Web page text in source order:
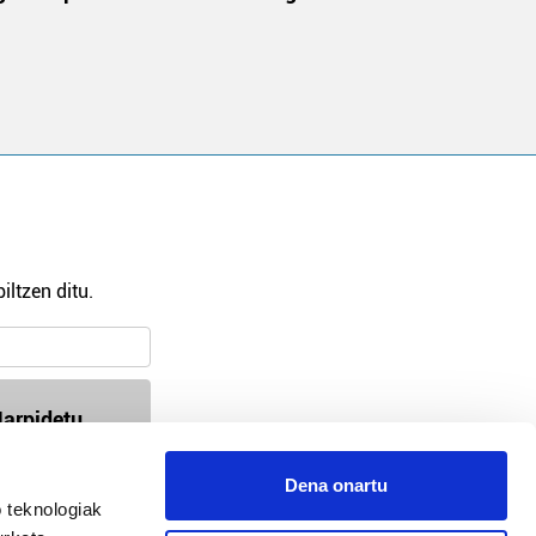
Dena onartu
ditu.
94-618 72 99 / 647 35 56 54